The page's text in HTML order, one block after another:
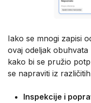
Iako se mnogi zapisi
ovaj odeljak
kako bi se pružio
se napraviti iz
Inspekcije i